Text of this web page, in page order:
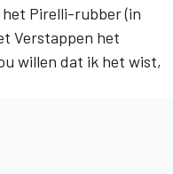
Pirelli-rubber (in
Verstappen het
willen dat ik het wist,